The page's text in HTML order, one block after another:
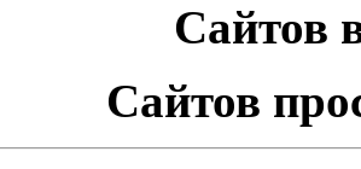
Сайтов
Сайтов